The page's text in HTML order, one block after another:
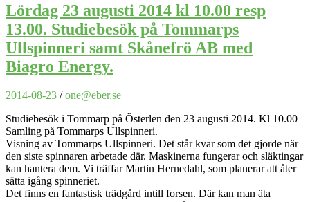
Lördag 23 augusti 2014 kl 10.00 resp
13.00. Studiebesök på Tommarps
Ullspinneri samt Skånefrö AB med
Biagro Energy.
2014-08-23 /one@eber.se
Studiebesök i Tommarp på Österlen den 23 augusti 2014. Kl 10.00
Samling på Tommarps Ullspinneri.
Visning av Tommarps Ullspinneri. Det står kvar som det gjorde när
den siste spinnaren arbetade där. Maskinerna fungerar och släktingar
kan hantera dem. Vi träffar Martin Hernedahl, som planerar att åter
sätta igång spinneriet.
Det finns en fantastisk trädgård intill forsen. Där kan man äta